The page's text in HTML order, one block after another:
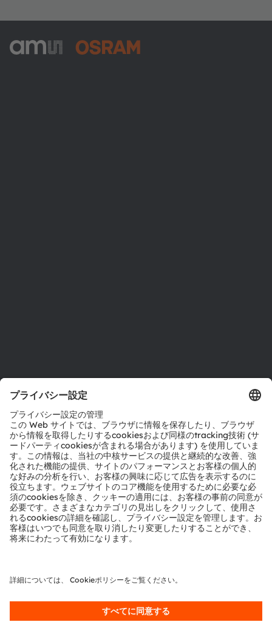
お問い合わせ
テクニカルサポート
パートナーネットワーク
通報
© 2026 ams-OSRAM AG. All rights reserved.
プライバシーポリシー 利用規約 取引条件
AI利用ポリシー